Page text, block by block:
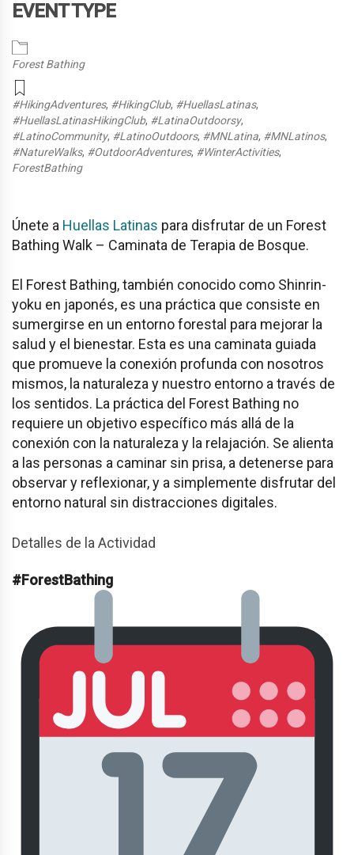
EVENT TYPE
Forest Bathing
#HikingAdventures, #HikingClub, #HuellasLatinas,
#HuellasLatinasHikingClub, #LatinaOutdoorsy,
#LatinoCommunity, #LatinoOutdoors, #MNLatina, #MNLatinos,
#NatureWalks, #OutdoorAdventures, #WinterActivities,
ForestBathing
Únete a Huellas Latinas para disfrutar de un Forest
Bathing Walk – Caminata de Terapia de Bosque.
El Forest Bathing, también conocido como Shinrin-
yoku en japonés, es una práctica que consiste en
sumergirse en un entorno forestal para mejorar la
salud y el bienestar. Esta es una caminata guiada
que promueve la conexión profunda con nosotros
mismos, la naturaleza y nuestro entorno a través de
los sentidos. La práctica del Forest Bathing no
requiere un objetivo específico más allá de la
conexión con la naturaleza y la relajación. Se alienta
a las personas a caminar sin prisa, a detenerse para
observar y reflexionar, y a simplemente disfrutar del
entorno natural sin distracciones digitales.
Detalles de la Actividad
#ForestBathing